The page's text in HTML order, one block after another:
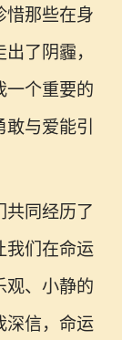
惜那些在身
了阴霾，
一个重要的
与爱能引
共同经历了
我们在命运
观、小静的
深信，命运